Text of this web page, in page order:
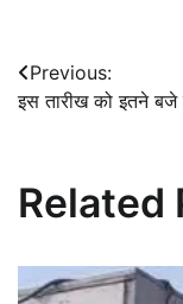
Post
navigation
Previous:
इस तारीख को इतने
Related